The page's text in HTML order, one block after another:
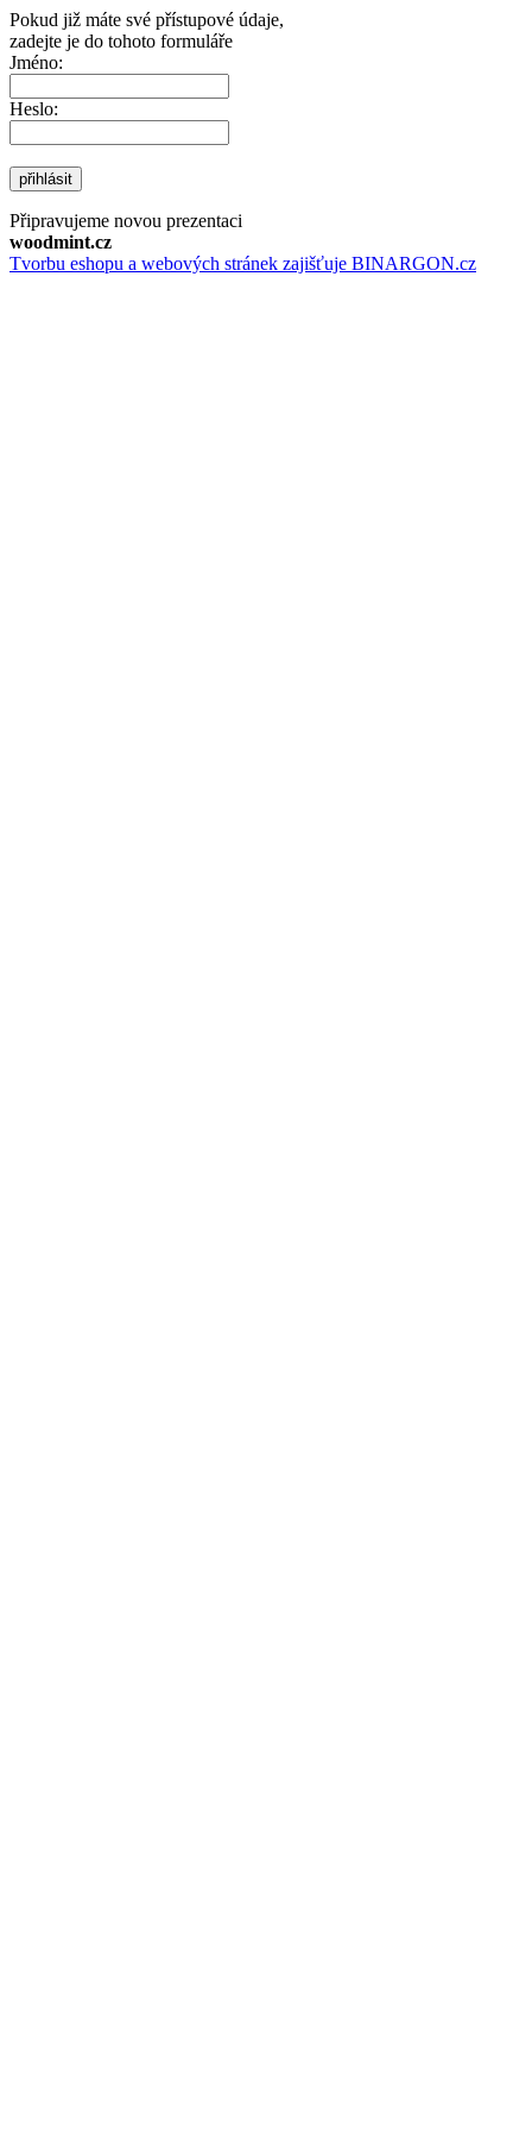
Pokud již máte své přístupové údaje,
zadejte je do tohoto formuláře
Jméno:
Heslo:
přihlásit
Připravujeme novou prezentaci
woodmint.cz
Tvorbu eshopu a webových stránek zajišťuje BINARGON.cz